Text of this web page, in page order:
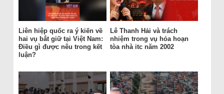
Liên hiệp quốc ra ý kiến về
hai vụ bắt giữ tại Việt Nam:
Điều gì được nêu trong kết
luận?
Lê Thanh Hải và trách
nhiệm trong vụ hỏa hoạn
tòa nhà itc năm 2002